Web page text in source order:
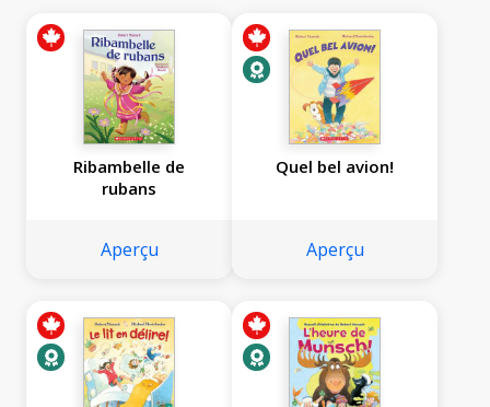
Ribambelle de
rubans
Aperçu
Quel bel avion!
Aperçu